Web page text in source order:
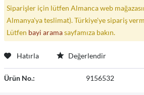
Siparişler için lütfen Almanca web
Almanya'ya teslimat). Türkiye'ye sipariş
Lütfen bayi aramasayfamıza bakın.
Hatırla Değerlendir
Ürün No.: 9156532